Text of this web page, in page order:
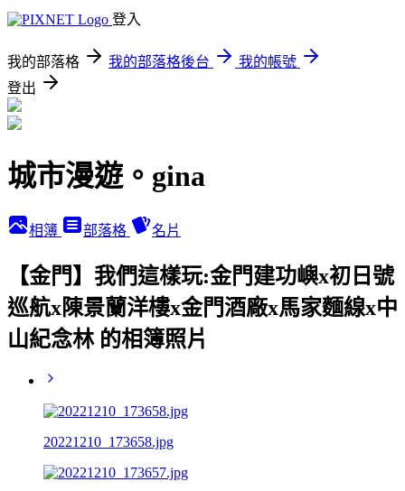
登入
我的部落格 我的部落格後台
我的帳號
登出
城市漫遊。gina
相簿 部落格 名片
【金門】我們這樣玩:金門建功嶼x初日號
巡航x陳景蘭洋樓x金門酒廠x馬家麵線x中
山紀念林 的相簿照片
20221210_173658.jpg